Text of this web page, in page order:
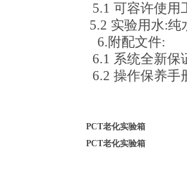
5.1 可容许使用
5.2 实验用水:纯
6.附配文件:
6.1 系统全新保
6.2 操作保养手
PCT老化实验箱
PCT老化实验箱